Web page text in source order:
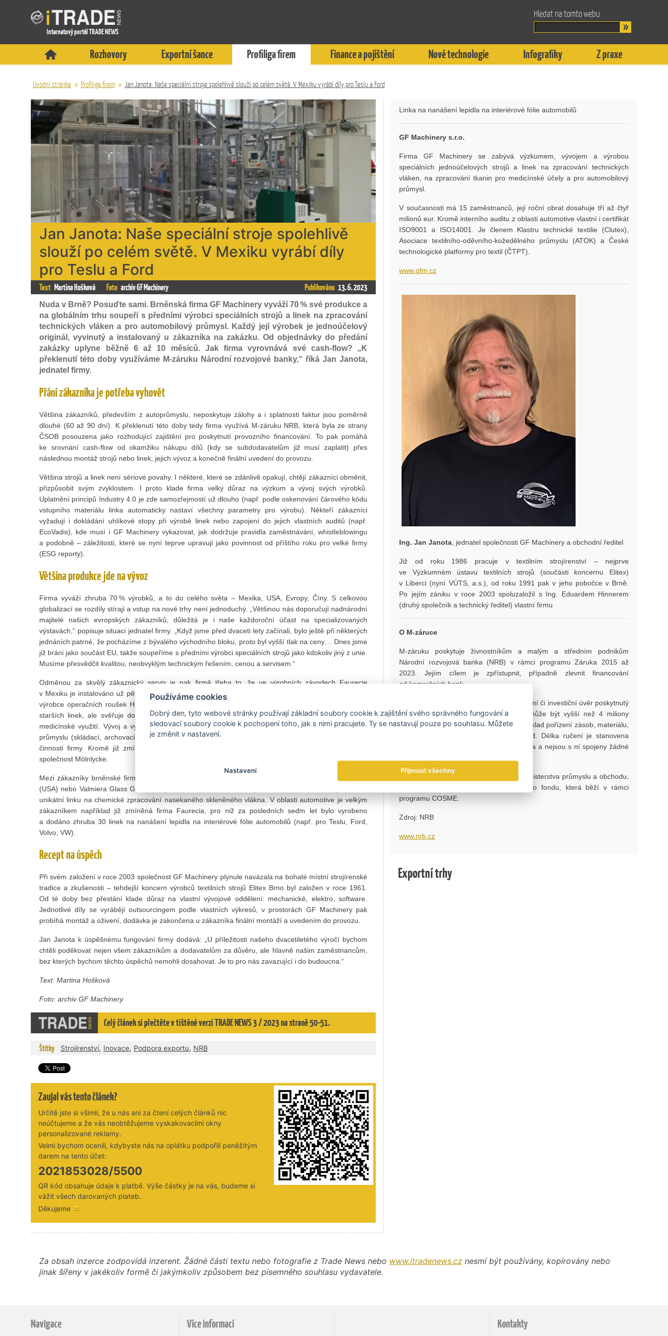
Internetový portál TRADE NEWS
Hledat na tomto webu
Rozhovory Exportní šance Profiliga firem Finance a pojištění Nové technologie Infografiky Z praxe
Úvodní stránka » Profiliga firem » Jan Janota: Naše speciální stroje spolehlivě slouží po celém světě. V Mexiku vyrábí díly pro Teslu a Ford
Jan Janota: Naše speciální stroje spolehlivě
slouží po celém světě. V Mexiku vyrábí díly
pro Teslu a Ford
Text Martina Hošková Foto archiv GF Machinery Publikováno 13. 6. 2023
Nuda v Brně? Posuďte sami. Brněnská firma GF Machinery vyváží 70 % své produkce a
na globálním trhu soupeří s předními výrobci speciálních strojů a linek na zpracování
technických vláken a pro automobilový průmysl. Každý její výrobek je jednoúčelový
originál, vyvinutý a instalovaný u zákazníka na zakázku. Od objednávky do předání
zakázky uplyne běžně 6 až 10 měsíců. Jak firma vyrovnává své cash-flow? „K
překlenutí této doby využíváme M-záruku Národní rozvojové banky,“ říká Jan Janota,
jednatel firmy.
Přání zákazníka je potřeba vyhovět
Většina zákazníků, především z autoprůmyslu, neposkytuje zálohy a i splatnosti faktur jsou poměrně
dlouhé (60 až 90 dní). K překlenutí této doby tedy firma využívá M-záruku NRB, která byla ze strany
ČSOB posouzena jako rozhodující zajištění pro poskytnutí provozního financování. To pak pomáhá
ke srovnání cash-flow od okamžiku nákupu dílů (kdy se subdodavatelům již musí zaplatit) přes
následnou montáž strojů nebo linek, jejich vývoz a konečně finální uvedení do provozu.
Většina strojů a linek není sériové povahy. I některé, které se zdánlivě opakují, chtějí zákazníci obměnit,
přizpůsobit svým zvyklostem. I proto klade firma velký důraz na výzkum a vývoj svých výrobků.
Uplatnění principů Industry 4.0 je zde samozřejmostí už dlouho (např. podle oskenování čárového kódu
vstupního materiálu linka automaticky nastaví všechny parametry pro výrobu). Někteří zákazníci
vyžadují i dokládání uhlíkové stopy při výrobě linek nebo zapojení do jejich vlastních auditů (např.
EcoVadis), kde musí i GF Machinery vykazovat, jak dodržuje pravidla zaměstnávání, whistleblowingu
a podobně – záležitosti, které se nyní teprve upravují jako povinnost od příštího roku pro velké firmy
(ESG reporty).
Většina produkce jde na vývoz
Firma vyváží zhruba 70 % výrobků, a to do celého světa – Mexika, USA, Evropy, Číny. S celkovou
globalizací se rozdíly stírají a vstup na nové trhy není jednoduchý. „Většinou nás doporučují nadnárodní
majitelé našich evropských zákazníků, důležitá je i naše každoroční účast na specializovaných
výstavách,“ popisuje situaci jednatel firmy. „Když jsme před dvaceti lety začínali, bylo ještě při některých
jednáních patrné, že pocházíme z bývalého východního bloku, proto byl vyšší tlak na ceny… Dnes jsme
již bráni jako součást EU, takže soupeříme s předními výrobci speciálních strojů jako kdokoliv jiný z unie.
Musíme přesvědčit kvalitou, neobvyklým technickým řešením, cenou a servisem.“
Odměnou za skvělý zákaznický servis je pak firmě třeba to, že ve výrobních závodech Faurecie
v Mexiku je instalováno už pět brněnských linek, na kterých se vyrábějí díly pro Teslu a Ford, nebo že
výrobce operačních roušek Hartmann--Rico si u GF Machinery zadává nejen postupné repase svých
starších linek, ale svěřuje do Brna i výrobu speciálních strojů pro zpracování netkaných textilií pro
medicínské využití. Vývoj a výroba speciálních linek pro zpracování netkaných textilií v medicínském
průmyslu (skládací, archovací linky, laminační linky pro výrobu operačních setů) je důležitou součástí
činnosti firmy. Kromě již zmíněné společnosti Hartmann-Rico je významným zákazníkem například
společnost Mölnlycke.
Mezi zákazníky brněnské firmy jsou i přední výrobci skleněných vláken, jako je třeba Johns Manville
(USA) nebo Valmiera Glass Group (Lotyšsko). Pro tuto firmu zde vyvinuli a dodali, nedávno již potřetí,
unikátní linku na chemické zpracování nasekaného skleněného vlákna. V oblasti automotive je velkým
zákazníkem například již zmíněná firma Faurecia, pro niž za posledních sedm let bylo vyrobeno
a dodáno zhruba 30 linek na nanášení lepidla na interiérové fólie automobilů (např. pro Teslu, Ford,
Volvo, VW).
Recept na úspěch
Při svém založení v roce 2003 společnost GF Machinery plynule navázala na bohaté místní strojírenské
tradice a zkušenosti – tehdejší koncern výrobců textilních strojů Elitex Brno byl založen v roce 1961.
Od té doby bez přestání klade důraz na vlastní vývojové oddělení: mechanické, elektro, software.
Jednotlivé díly se vyrábějí outsourcingem podle vlastních výkresů, v prostorách GF Machinery pak
probíhá montáž a oživení, dodávka je zakončena u zákazníka finální montáží a uvedením do provozu.
Jan Janota k úspěšnému fungování firmy dodává: „U příležitosti našeho dvacetiletého výročí bychom
chtěli poděkovat nejen všem zákazníkům a dodavatelům za důvěru, ale hlavně našim zaměstnancům,
bez kterých bychom těchto úspěchů nemohli dosahovat. Je to pro nás zavazující i do budoucna.“
Text: Martina Hošková
Foto: archiv GF Machinery
Celý článek si přečtěte v tištěné verzi TRADE NEWS 3 / 2023 na straně 50-51.
Štítky Strojírenství, Inovace, Podpora exportu, NRB
Zaujal vás tento článek?
Určitě jste si všimli, že u nás ani za čtení celých článků nic
neúčtujeme a že vás neobtěžujeme vyskakovacími okny
personalizované reklamy.
Velmi bychom ocenili, kdybyste nás na oplátku podpořili peněžitým
darem na tento účet:
2021853028/5500
QR kód obsahuje údaje k platbě. Výše částky je na vás, budeme si
vážit všech darovaných plateb.
Děkujeme 😊
Linka na nanášení lepidla na interiérové fólie automobilů
GF Machinery s.r.o.
Firma GF Machinery se zabývá výzkumem, vývojem a výrobou
speciálních jednoúčelových strojů a linek na zpracování technických
vláken, na zpracování tkanin pro medicínské účely a pro automobilový
průmysl.
V současnosti má 15 zaměstnanců, její roční obrat dosahuje tří až čtyř
milionů eur. Kromě interního auditu z oblasti automotive vlastní i certifikát
ISO9001 a ISO14001. Je členem Klastru technické textilie (Clutex),
Asociace textilního-oděvního-kožedělného průmyslu (ATOK) a České
technologické platformy pro textil (ČTPT).
www.gfm.cz
Ing. Jan Janota , jednatel společnosti GF Machinery a obchodní ředitel
Již od roku 1986 pracuje v textilním strojírenství – nejprve
ve Výzkumném ústavu textilních strojů (součásti koncernu Elitex)
v Liberci (nyní VÚTS, a.s.), od roku 1991 pak v jeho pobočce v Brně.
Po jejím zániku v roce 2003 spoluzaložil s Ing. Eduardem Hinnerem
(druhý společník a technický ředitel) vlastní firmu
O M-záruce
M-záruku poskytuje živnostníkům a malým a středním podnikům
Národní rozvojová banka (NRB) v rámci programu Záruka 2015 až
2023. Jejím cílem je zpřístupnit, případně zlevnit financování
od komerčních bank.
M-záruka nabízí až 70% záruku za provozní či investiční úvěr poskytnutý
běžnou bankou. Výše tohoto úvěru nemůže být vyšší než 4 miliony
korun a může z něj být financováno například pořízení zásob, materiálu,
strojů, zařízení, licencí, nemovitostí apod. Délka ručení je stanovena
na šest let. Záruka je poskytována zdarma a nejsou s ní spojeny žádné
Program využívá jak národních zdrojů Ministerstva průmyslu a obchodu,
tak i protizáruky Evropského investičního fondu, která běží v rámci
programu COSME.
Zdroj: NRB
www.nrb.cz
Exportní trhy
Za obsah inzerce zodpovídá inzerent. Žádné části textu nebo fotografie z Trade News nebo www.itradenews.cz nesmí být používány, kopírovány nebo
jinak šířeny v jakékoliv formě či jakýmkoliv způsobem bez písemného souhlasu vydavatele.
Navigace Více informací Kontakty
Používáme cookies
Dobrý den, tyto webové stránky používají základní soubory cookie k zajištění svého správného fungování a
sledovací soubory cookie k pochopení toho, jak s nimi pracujete. Ty se nastavují pouze po souhlasu. Můžete
je změnit v nastavení.
Nastavení Přijmout všechny